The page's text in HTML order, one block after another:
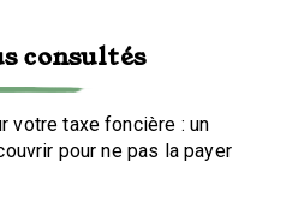
consultés
votre taxe foncière : un
pour ne pas la payer